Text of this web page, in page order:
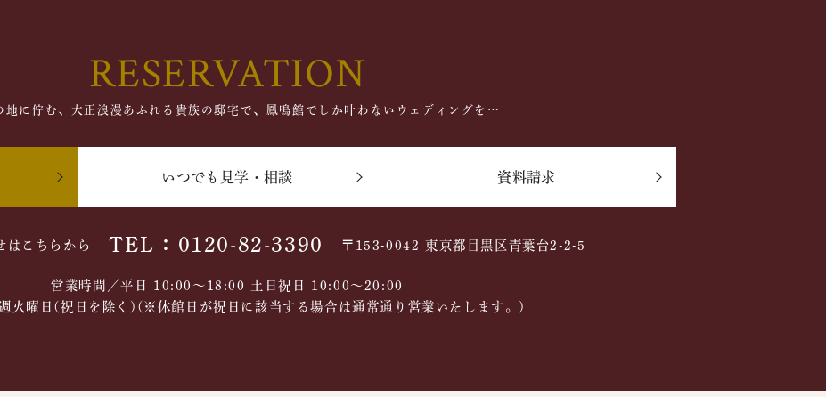
RESERVATION
地に佇む、大正浪漫あふれる貴族の邸宅で、鳳鳴館でしか叶わないウェディングを…
いつでも見学・相談 資料請求
はこちらから TEL：0120-82-3390 〒153-0042 東京都目黒区青葉台2-2-5
営業時間／平日 10:00～18:00 土日祝日 10:00〜20:00
火曜日(祝日を除く)(※休館日が祝日に該当する場合は通常通り営業いたします。)